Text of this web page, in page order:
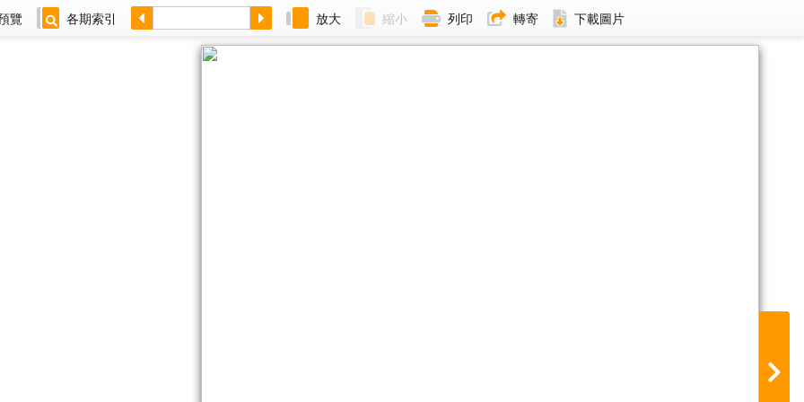
覽 各期索引 放大 縮小 列印 轉寄 下載圖片